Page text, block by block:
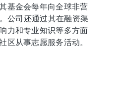
基金会每年向全球非营
公司还通过其在融资渠
力和专业知识等多方面
区从事志愿服务活动。